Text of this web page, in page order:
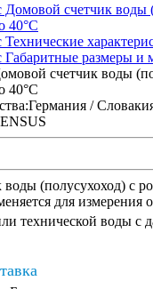
счетчик воды
40°C
Германия /
воды (полусухоход) с
для измерения
технической воды с